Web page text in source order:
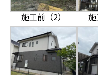
施工前（2） 施